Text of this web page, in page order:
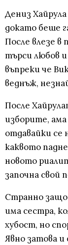
Дениз
докато беше
После влезе в
търси любов и
въпреки че
веднъж,
После
изборите,
отдавайки се
каквото
новото
започна свой
Странно защо
има сестра,
хубост, но
Явно затова и